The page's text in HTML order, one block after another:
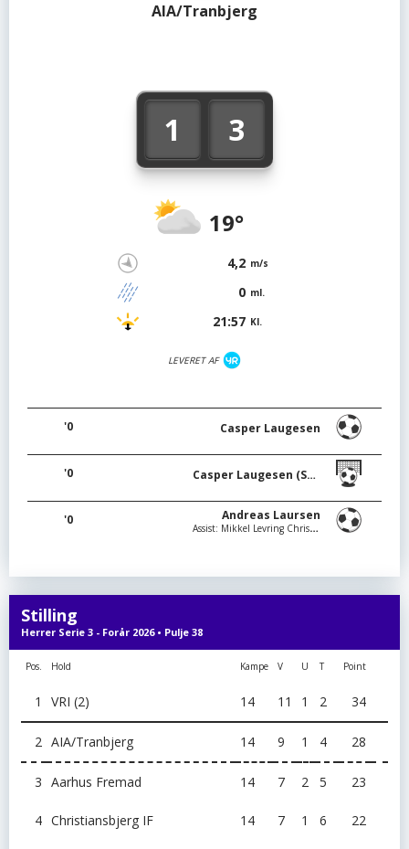
1 3
19°
4,2 m/s
0 ml.
21:57 Kl.
LEVERET AF
AIA/Tranbjerg
'0 Casper Laugesen
'0 Casper Laugesen (Straffe)
'0 Andreas Laursen
Assist: Mikkel Levring Christensen
Stilling
Herrer Serie 3 - Forår 2026 • Pulje 38
Pos. Hold Kampe V U T Point
1 VRI (2) 14 11 1 2 34
2 AIA/Tranbjerg 14 9 1 4 28
3 Aarhus Fremad 14 7 2 5 23
4 Christiansbjerg IF 14 7 1 6 22